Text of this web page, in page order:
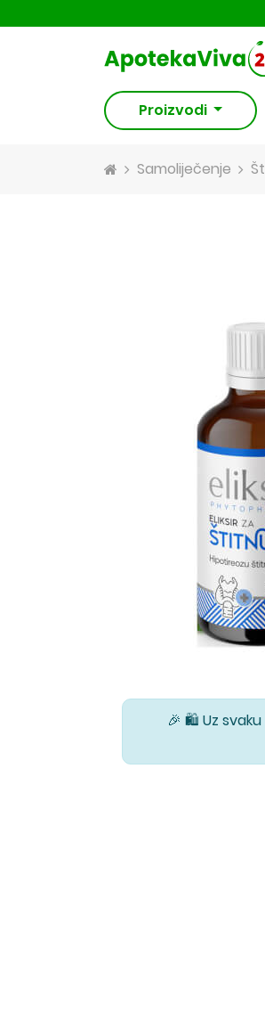
Proizvodi
Samoliječenje
🎉 🛍️ Uz